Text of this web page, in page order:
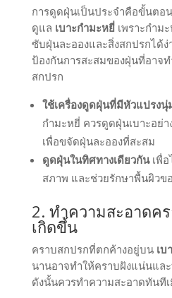
การดูดฝุ่นเป็นประจำคือขั้นตอ
ดูแล เบาะกำมะหยี่เพราะกำม
ซับฝุ่นละอองและสิ่งสกปรกได้
ป้องกันการสะสมของฝุ่นที่อาจ
สกปรก
ใช้เครื่องดูดฝุ่นที่มีหัวแปรงนุ่
กำมะหยี่ ควรดูดฝุ่นเบาะอย่
เพื่อขจัดฝุ่นละอองที่สะสม
ดูดฝุ่นในทิศทางเดียวกันเพื่อ
สภาพ และช่วยรักษาพื้นผิวขอ
2. ทำความสะอาดค
เกิดขึ้น
คราบสกปรกที่ตกค้างอยู่บน เบ
นานอาจทำให้คราบฝังแน่นแล
ดังนั้นควรทำความสะอาดทันที